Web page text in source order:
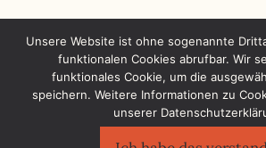
Unsere Website ist ohne sogenannte
funktionalen Cookies abrufbar. Wir
funktionales Cookie, um die
speichern. Weitere Informationen zu
unserer